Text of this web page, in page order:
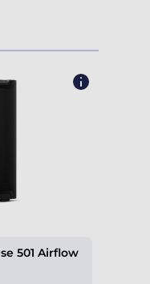
501 Airflow